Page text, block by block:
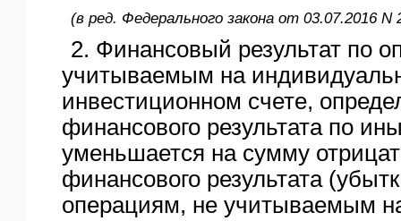
(в ред. Федерального закона от 03.07.2016 N
2. Финансовый результат по
учитываемым на
инвестиционном счете,
финансового результата по
уменьшается на сумму
финансового результата
операциям, не учитываемым